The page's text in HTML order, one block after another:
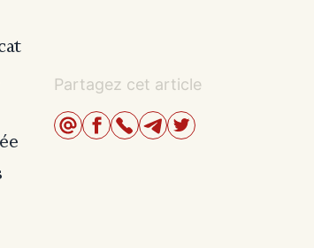
Partagez cet article